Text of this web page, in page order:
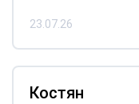
23.07.26
Костян